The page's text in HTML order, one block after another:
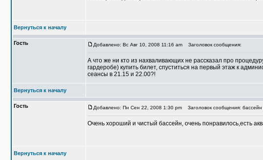
Вернуться к началу
Гость Добавлено: Вс Авг 10, 2008 11:16 am Заголовок сообщения:
А что же ни кто из нахваливающих не рассказал про
гардеробе) купить билет, спуститься на первый этаж к
сеансы в 21.15 и 22.00?!
Вернуться к началу
Гость Добавлено: Пн Сен 22, 2008 1:30 pm Заголовок сообщения:
Очень хороший и чистый бассейн, очень понравилось,есть
Вернуться к началу